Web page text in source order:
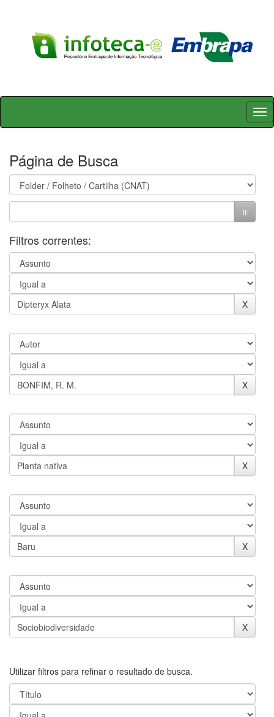
Skip
Página de Busca
Filtros correntes:
Utilizar filtros para refinar o resultado de busca.